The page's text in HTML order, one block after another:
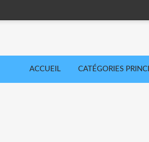
ACCUEIL CATÉGORIES